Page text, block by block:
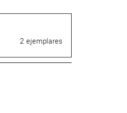
2 ejemplares